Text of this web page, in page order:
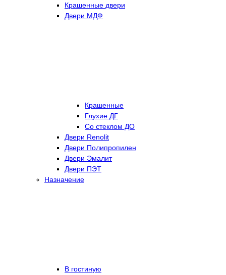
Крашенные двери
Двери МДФ
Крашенные
Глухие ДГ
Со стеклом ДО
Двери Renolit
Двери Полипропилен
Двери Эмалит
Двери ПЭТ
Назначение
В гостиную